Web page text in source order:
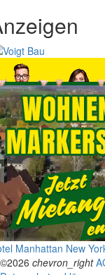
Manhattan New
©2026 chevron_right